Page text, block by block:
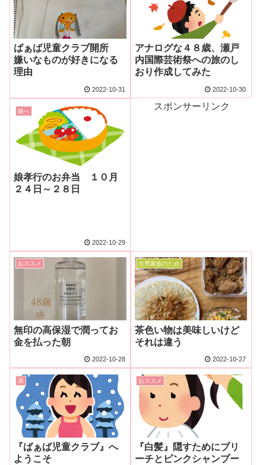
ばぁば児童クラブ開所
嫌いなものが好きになる
理由
2022-10-31
アナログな４８歳、瀬戸
内国際芸術祭への旅のし
おり作成してみた
2022-10-30
娘へ
娘孝行のお弁当 １０月
２４日～２８日
2022-10-29
スポンサーリンク
おススメ
無印の高保湿で潤ってお
金を払った朝
2022-10-28
次男家族のため
茶色い物は美味しいけど
それは違う
2022-10-27
孫
『ばぁば児童クラブ』へ
ようこそ
おススメ
『白髪』隠すためにブリ
ーチとピンクシャンプー